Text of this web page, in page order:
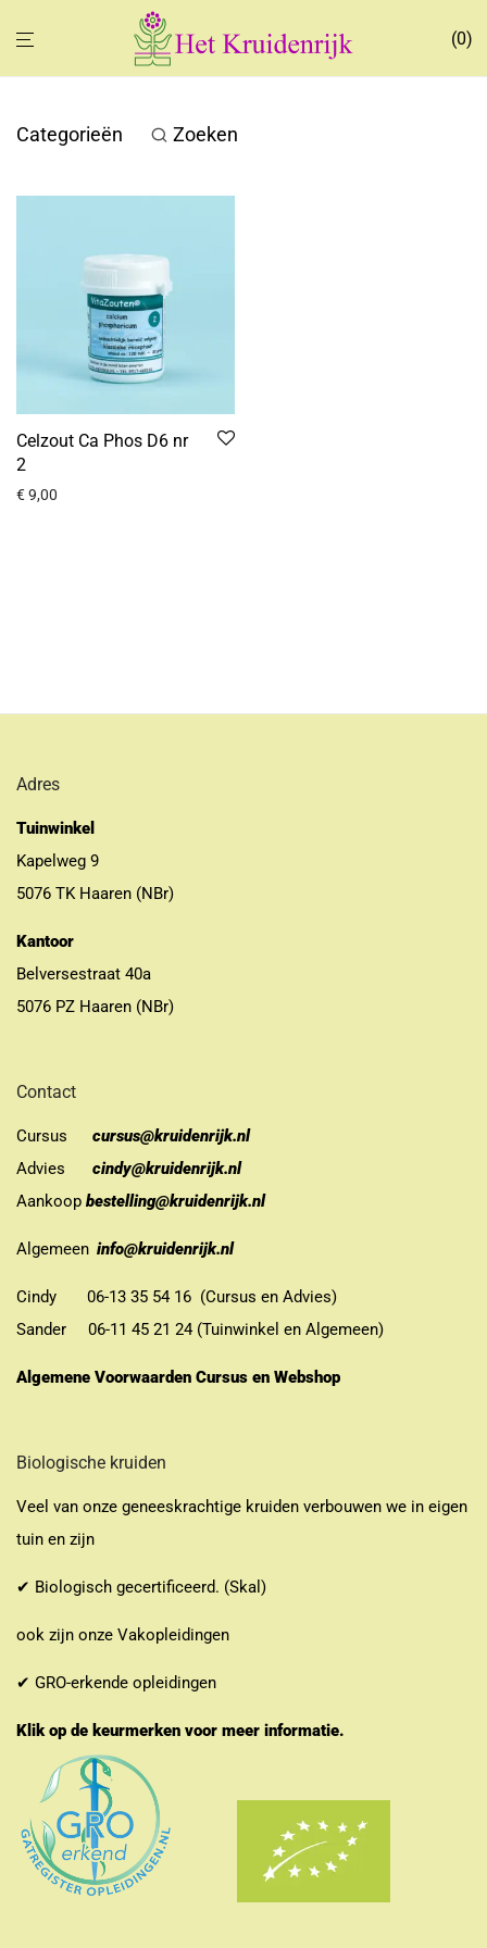
0
Categorieën Zoeken
Celzout Ca Phos D6 nr
2
€9,00
Adres
Tuinwinkel
Kapelweg 9
5076 TK Haaren (NBr)
Kantoor
Belversestraat 40a
5076 PZ Haaren (NBr)
Contact
Cursus
cursus@kruidenrijk.nl
Advies
cindy@kruidenrijk.nl
Aankoop bestelling@kruidenrijk.nl
Algemeen info@kruidenrijk.nl
Cindy 06-13 35 54 16 (Cursus en Advies)
Sander 06-11 45 21 24 (Tuinwinkel en Algemeen)
Algemene Voorwaarden Cursus en Webshop
Biologische kruiden
Veel van onze geneeskrachtige kruiden verbouwen we in eigen
tuin en zijn
✔ Biologisch gecertificeerd. (Skal)
ook zijn onze Vakopleidingen
✔ GRO-erkende opleidingen
Klik op de keurmerken voor meer informatie.